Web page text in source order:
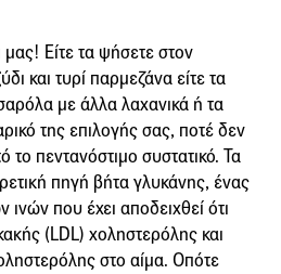
μας! Είτε τα ψήσετε στον
και τυρί παρμεζάνα είτε τα
με άλλα λαχανικά ή τα
της επιλογής σας, ποτέ δεν
το πεντανόστιμο συστατικό. Τα
πηγή βήτα γλυκάνης, ένας
που έχει αποδειχθεί ότι
(LDL) χοληστερόλης και
στο αίμα. Οπότε